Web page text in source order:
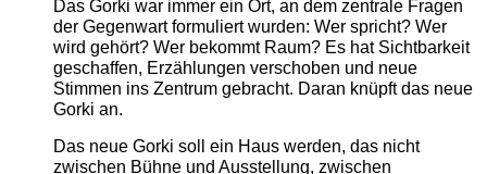
Das Gorki war immer ein Ort, an dem zentrale Fragen
der Gegenwart formuliert wurden: Wer spricht? Wer
wird gehört? Wer bekommt Raum? Es hat Sichtbarkeit
geschaffen, Erzählungen verschoben und neue
Stimmen ins Zentrum gebracht. Daran knüpft das neue
Gorki an.
Das neue Gorki soll ein Haus werden, das nicht
zwischen Bühne und Ausstellung, zwischen